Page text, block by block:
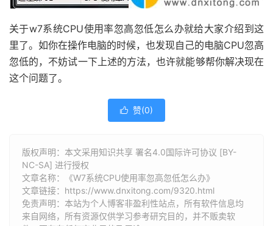
关于w7系统CPU使用率忽高忽低怎么办就给大家介绍到这
里了。如你在操作电脑的时候，也发现自己的电脑CPU忽高
忽低的，不妨试一下上述的方法，也许就能够帮你解决现在
这个问题了。
 赞(0)
版权声明：本文采用知识共享 署名4.0国际许可协议 [BY-
NC-SA] 进行授权
文章名称：《W7系统CPU使用率忽高忽低怎么办》
文章链接： https://www.dnxitong.com/9320.html
免责声明：本站为个人博客非盈利性站点，所有软件信息均
来自网络，所有资源仅供学习参考研究目的，并不贩卖软